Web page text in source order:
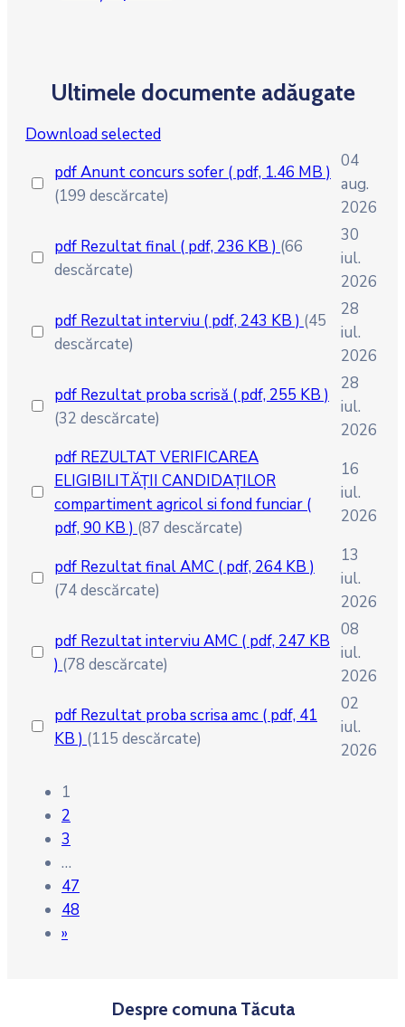
Ultimele documente adăugate
Download selected
pdfAnunt concurs sofer ( pdf, 1.46 MB )
(199 descărcate)
04
aug.
2026
pdf Rezultat final ( pdf, 236 KB ) (66
descărcate)
30
iul.
2026
pdf Rezultat interviu ( pdf, 243 KB ) (45
descărcate)
28
iul.
2026
pdf Rezultat proba scrisă ( pdf, 255 KB )
(32 descărcate)
28
iul.
2026
pdf REZULTAT VERIFICAREA
ELIGIBILITĂȚII CANDIDAȚILOR
compartiment agricol si fond funciar (
pdf, 90 KB ) (87 descărcate)
16
iul.
2026
pdf Rezultat final AMC ( pdf, 264 KB )
(74 descărcate)
13
iul.
2026
pdf Rezultat interviu AMC ( pdf, 247 KB
) (78 descărcate)
08
iul.
2026
pdf Rezultat proba scrisa amc ( pdf, 41
KB ) (115 descărcate)
02
iul.
2026
1
2
3
…
47
48
»
Despre comuna Tăcuta